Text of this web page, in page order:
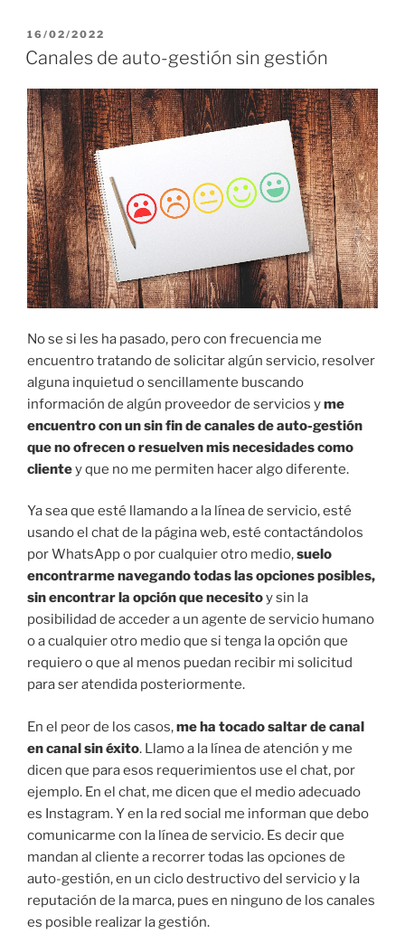
PUBLICADO
EL
16/02/2022
Canales de auto-gestión sin gestión
No se si les ha pasado, pero con frecuencia me
encuentro tratando de solicitar algún servicio, resolver
alguna inquietud o sencillamente buscando
información de algún proveedor de servicios yme
encuentro con un sin fin de canales de auto-gestión
que no ofrecen o resuelven mis necesidades como
clientey que no me permiten hacer algo diferente.
Ya sea que esté llamando a la línea de servicio, esté
usando el chat de la página web, esté contactándolos
por WhatsApp o por cualquier otro medio,suelo
encontrarme navegando todas las opciones posibles,
sin encontrar la opción que necesitoy sin la
posibilidad de acceder a un agente de servicio humano
o a cualquier otro medio que si tenga la opción que
requiero o que al menos puedan recibir mi solicitud
para ser atendida posteriormente.
En el peor de los casos,me ha tocado saltar de canal
en canal sin éxito. Llamo a la línea de atención y me
dicen que para esos requerimientos use el chat, por
ejemplo. En el chat, me dicen que el medio adecuado
es Instagram. Y en la red social me informan que debo
comunicarme con la línea de servicio. Es decir que
mandan al cliente a recorrer todas las opciones de
auto-gestión, en un ciclo destructivo del servicio y la
reputación de la marca, pues en ninguno de los canales
es posible realizar la gestión.